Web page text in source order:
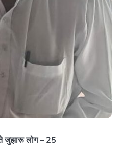
जुझारू लोग – 25